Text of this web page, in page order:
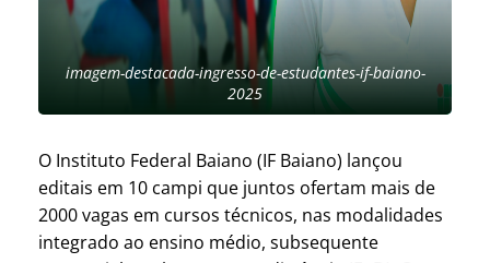
imagem-destacada-ingresso-de-estudantes-if-baiano-
2025
O Instituto Federal Baiano (IF Baiano) lançou
editais em 10 campi que juntos ofertam mais de
2000 vagas em cursos técnicos, nas modalidades
integrado ao ensino médio, subsequente